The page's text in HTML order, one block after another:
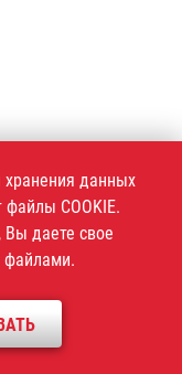
данных
файлы COOKIE.
Вы даете свое
файлами.